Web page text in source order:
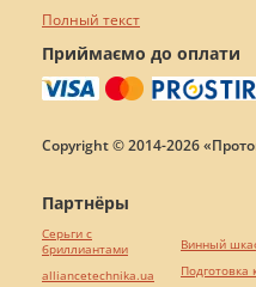
Полный текст
Приймаємо до оплати
Copyright © 2014-2026
Партнёры
Серьги с
бриллиантами
alliancetechnika.ua
Винный